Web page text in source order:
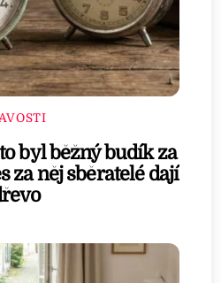
byl běžný budík za
za něj sběratelé dají